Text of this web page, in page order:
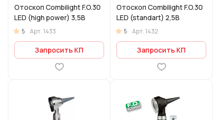
Отоскоп Combilight F.O.30
LED (high power) 3,5В
5 Арт.1433
Запросить КП
Отоскоп Combilight F.O.30
LED (standart) 2,5В
5 Арт.1432
Запросить КП